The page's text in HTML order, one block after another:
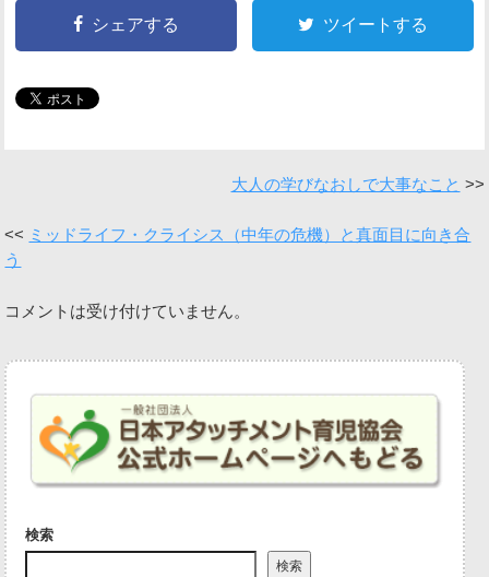
シェアする ツイートする
大人の学びなおしで大事なこと
ミッドライフ・クライシス（中年の危機）と真面目に向き合
う
コメントは受け付けていません。
検索
検索